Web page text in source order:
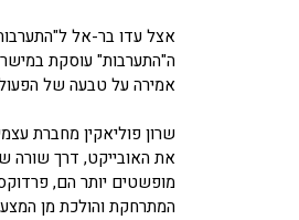
אצל עדו בר-אל
ה"התערבות" עוסקת
אמירה על טבעה של
שרון פוליאקין מחברת
מופשטים יותר הם,
המתרחקת והולכת מן המצע